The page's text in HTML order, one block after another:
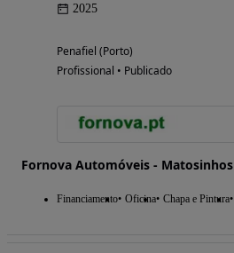
2025
Penafiel (Porto)
Profissional • Publicado
Fornova Automóveis - Matosinhos
Financiamento Oficina Chapa e Pintura